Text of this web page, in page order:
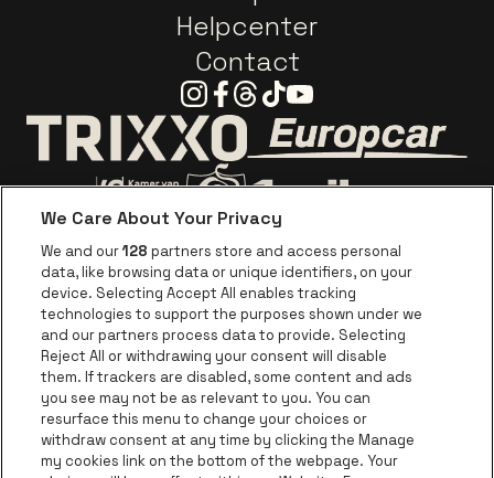
Helpcenter
Contact
Instagram
Facebook
Threads
TiktokYoutube
Ga naar de website van Trixxo
Ga naar de website van Voka Limburg
Ga naar de website
Ga naar de website van Coca-Cola
Ga naar de website van
Ga naar de
Ga naar de website van Champagne
Ga naar de website
Ga naar de website van Het logo
Ga naar de
We Care About Your Privacy
We and our128 partners store and access personal
data, like browsing data or unique identifiers, on your
device. Selecting Accept All enables tracking
technologies to support the purposes shown under we
and our partners process data to provide. Selecting
Reject All or withdrawing your consent will disable
them. If trackers are disabled, some content and ads
you see may not be as relevant to you. You can
resurface this menu to change your choices or
withdraw consent at any time by clicking the Manage
my cookies link on the bottom of the webpage. Your